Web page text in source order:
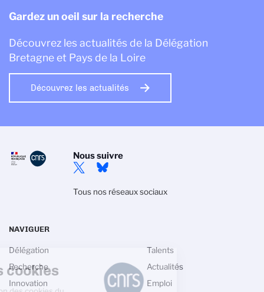
Gardez un oeil sur la recherche
Découvrez les actualités de la Délégation
Bretagne et Pays de la Loire
Découvrez les actualités
Nous suivre
Tous nos réseaux sociaux
NAVIGUER
Délégation
Recherche
Innovation
Talents
Actualités
Emploi
Gestion des cookies